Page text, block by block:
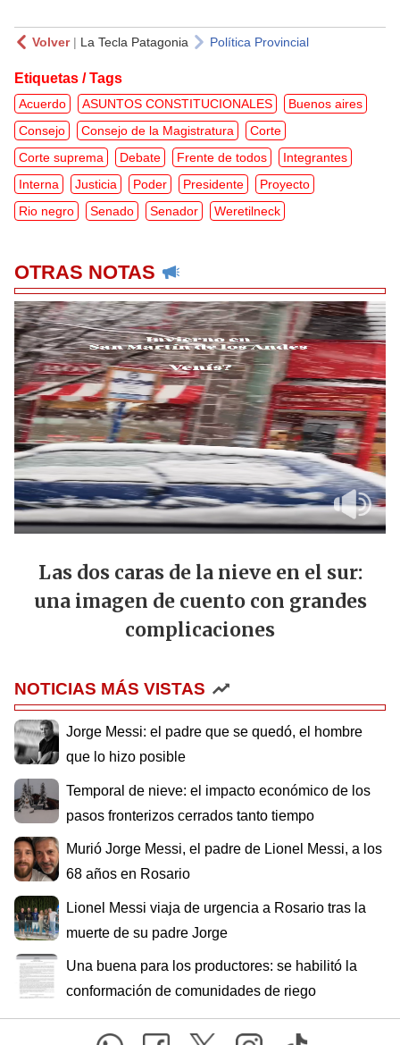
Volver| La Tecla Patagonia Política Provincial
Etiquetas / Tags
Acuerdo ASUNTOS CONSTITUCIONALES
Buenos aires
Consejo
Consejo de la Magistratura
Corte
Corte suprema
Debate Frente de todos
Integrantes
Interna
Justicia Poder Presidente
Proyecto
Rio negro
Senado Senador Weretilneck
OTRAS NOTAS
Las dos caras de la nieve en el sur:
una imagen de cuento con grandes
complicaciones
NOTICIAS MÁS VISTAS
Jorge Messi: el padre que se quedó, el hombre
que lo hizo posible
Temporal de nieve: el impacto económico de los
pasos fronterizos cerrados tanto tiempo
Murió Jorge Messi, el padre de Lionel Messi, a los
68 años en Rosario
Lionel Messi viaja de urgencia a Rosario tras la
muerte de su padre Jorge
Una buena para los productores: se habilitó la
conformación de comunidades de riego